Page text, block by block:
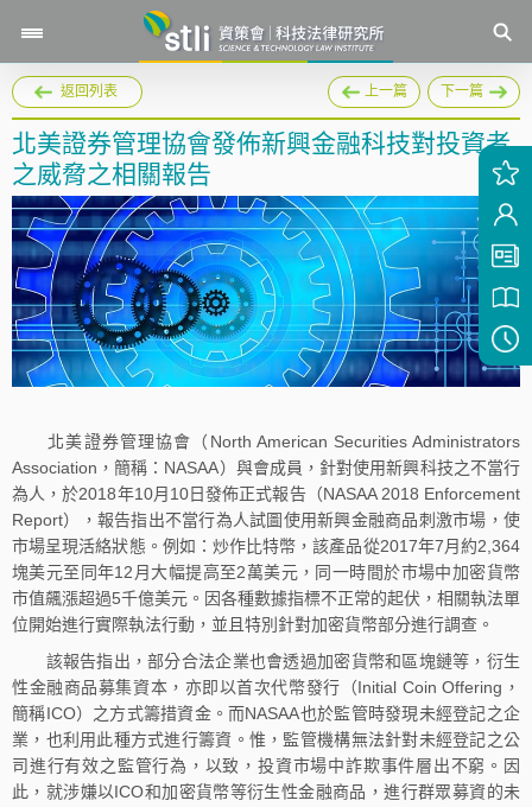
返回列表 上一篇 下一篇
北美證券管理協會發佈新興金融科技對投資者
之威脅之相關報告
北美證券管理協會（North American Securities Administrators
Association，簡稱：NASAA）與會成員，針對使用新興科技之不當行
為人，於2018年10月10日發佈正式報告（NASAA 2018 Enforcement
Report），報告指出不當行為人試圖使用新興金融商品刺激市場，使
市場呈現活絡狀態。例如：炒作比特幣，該產品從2017年7月約2,364
塊美元至同年12月大幅提高至2萬美元，同一時間於市場中加密貨幣
市值飆漲超過5千億美元。因各種數據指標不正常的起伏，相關執法單
位開始進行實際執法行動，並且特別針對加密貨幣部分進行調查。
該報告指出，部分合法企業也會透過加密貨幣和區塊鏈等，衍生
性金融商品募集資本，亦即以首次代幣發行（Initial Coin Offering，
簡稱ICO）之方式籌措資金。而NASAA也於監管時發現未經登記之企
業，也利用此種方式進行籌資。惟，監管機構無法針對未經登記之公
司進行有效之監管行為，以致，投資市場中詐欺事件層出不窮。因
此，就涉嫌以ICO和加密貨幣等衍生性金融商品，進行群眾募資的未